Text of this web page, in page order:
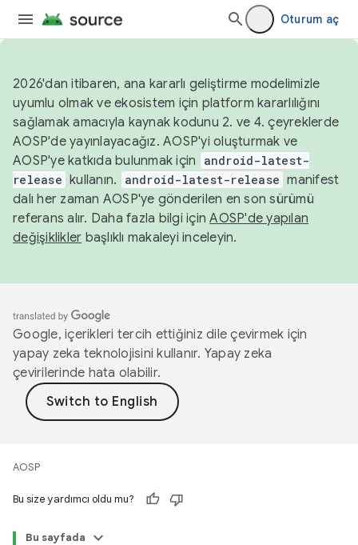
Oturum aç
2026'dan itibaren, ana kararlı geliştirme modelimizle
uyumlu olmak ve ekosistem için platform kararlılığını
sağlamak amacıyla kaynak kodunu 2. ve 4. çeyreklerde
AOSP'de yayınlayacağız. AOSP'yi oluşturmak ve
AOSP'ye katkıda bulunmak için
android-latest-
release kullanın. android-latest-release manifest
dalı her zaman AOSP'ye gönderilen en son sürümü
referans alır. Daha fazla bilgi içinAOSP'de yapılan
değişiklikler başlıklı makaleyi inceleyin.
Google, içerikleri tercih ettiğiniz dile çevirmek için
yapay zeka teknolojisini kullanır. Yapay zeka
çevirilerinde hata olabilir.
AOSP
Bu size yardımcı oldu mu?
Bu sayfada